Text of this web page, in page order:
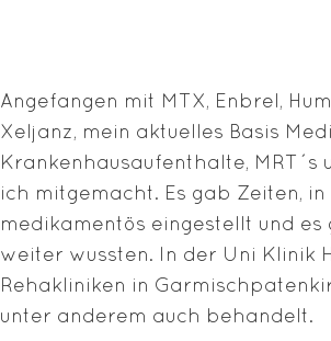
Angefangen mit MTX, Enbrel,
Xeljanz, mein aktuelles Basis
Krankenhausaufenthalte,
ich mitgemacht. Es gab Zeiten,
medikamentös eingestellt und
weiter wussten. In der Uni Klinik
Rehakliniken in
unter anderem auch behandelt.